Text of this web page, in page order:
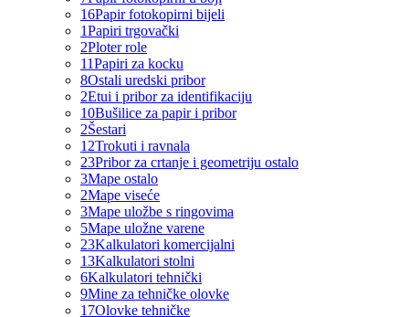
16Papir fotokopirni bijeli
1Papiri trgovački
2Ploter role
11Papiri za kocku
8Ostali uredski pribor
2Etui i pribor za identifikaciju
10Bušilice za papir i pribor
2Šestari
12Trokuti i ravnala
23Pribor za crtanje i geometriju ostalo
3Mape ostalo
2Mape viseće
3Mape uložbe s ringovima
5Mape uložne varene
23Kalkulatori komercijalni
13Kalkulatori stolni
6Kalkulatori tehnički
9Mine za tehničke olovke
17Olovke tehničke